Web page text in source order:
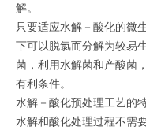
解。
只要适应水解－酸化的微
下可以脱氯而分解为较易
菌，利用水解菌和产酸菌
有利条件。
水解－酸化预处理工艺的
水解和酸化处理过程不需